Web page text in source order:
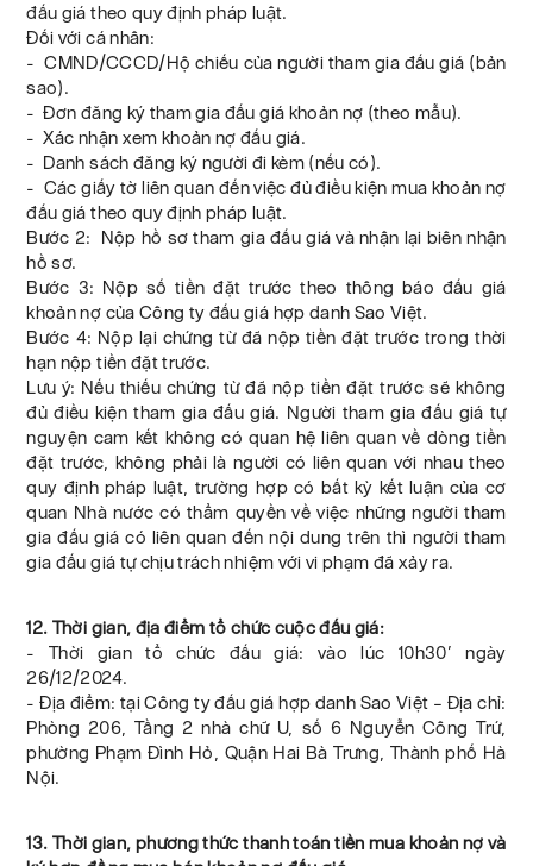
đấu giá theo quy định pháp luật.
Đối với cá nhân:
- CMND/CCCD/Hộ chiếu của người tham gia đấu giá (bản
sao).
- Đơn đăng ký tham gia đấu giá khoản nợ (theo mẫu).
- Xác nhận xem khoản nợ đấu giá.
- Danh sách đăng ký người đi kèm (nếu có).
- Các giấy tờ liên quan đến việc đủ điều kiện mua khoản nợ
đấu giá theo quy định pháp luật.
Bước 2: Nộp hồ sơ tham gia đấu giá và nhận lại biên nhận
hồ sơ.
Bước 3: Nộp số tiền đặt trước theo thông báo đấu giá
khoản nợ của Công ty đấu giá hợp danh Sao Việt.
Bước 4: Nộp lại chứng từ đã nộp tiền đặt trước trong thời
hạn nộp tiền đặt trước.
Lưu ý: Nếu thiếu chứng từ đã nộp tiền đặt trước sẽ không
đủ điều kiện tham gia đấu giá. Người tham gia đấu giá tự
nguyện cam kết không có quan hệ liên quan về dòng tiền
đặt trước, không phải là người có liên quan với nhau theo
quy định pháp luật, trường hợp có bất kỳ kết luận của cơ
quan Nhà nước có thẩm quyền về việc những người tham
gia đấu giá có liên quan đến nội dung trên thì người tham
gia đấu giá tự chịu trách nhiệm với vi phạm đã xảy ra.
12. Thời gian, địa điểm tổ chức cuộc đấu giá:
- Thời gian tổ chức đấu giá: vào lúc 10h30’ ngày
26/12/2024.
- Địa điểm: tại Công ty đấu giá hợp danh Sao Việt – Địa chỉ:
Phòng 206, Tầng 2 nhà chữ U, số 6 Nguyễn Công Trứ,
phường Phạm Đình Hỏ, Quận Hai Bà Trưng, Thành phố Hà
Nội.
13. Thời gian, phương thức thanh toán tiền mua khoản nợ và